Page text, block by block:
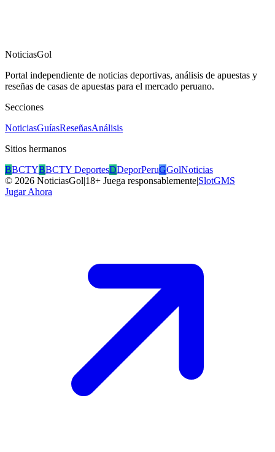
NoticiasGol
Portal independiente de noticias deportivas, análisis de apuestas y
reseñas de casas de apuestas para el mercado peruano.
Secciones
NoticiasGuíasReseñasAnálisis
Sitios hermanos
BBCTYBBCTY DeportesDDeporPeruGGolNoticias
© 2026 NoticiasGol|18+ Juega responsablemente|SlotGMS
Jugar Ahora